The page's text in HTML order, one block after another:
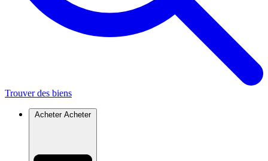
Trouver des biens
Acheter Acheter